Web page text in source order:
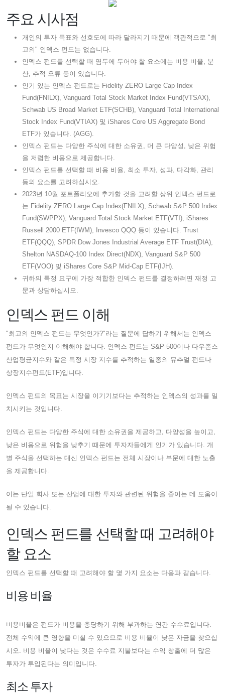
주요 시사점
개인의 투자 목표와 선호도에 따라 달라지기 때문에 객관적으로 "최
고의" 인덱스 펀드는 없습니다.
인덱스 펀드를 선택할 때 염두에 두어야 할 요소에는 비용 비율, 분
산, 추적 오류 등이 있습니다.
인기 있는 인덱스 펀드로는 Fidelity ZERO Large Cap Index
Fund(FNILX), Vanguard Total Stock Market Index Fund(VTSAX),
Schwab US Broad Market ETF(SCHB), Vanguard Total International
Stock Index Fund(VTIAX) 및 iShares Core US Aggregate Bond
ETF가 있습니다. (AGG).
인덱스 펀드는 다양한 주식에 대한 소유권, 더 큰 다양성, 낮은 위험
을 저렴한 비용으로 제공합니다.
인덱스 펀드를 선택할 때 비용 비율, 최소 투자, 성과, 다각화, 관리
등의 요소를 고려하십시오.
2023년 10월 포트폴리오에 추가할 것을 고려할 상위 인덱스 펀드로
는 Fidelity ZERO Large Cap Index(FNILX), Schwab S&P 500 Index
Fund(SWPPX), Vanguard Total Stock Market ETF(VTI), iShares
Russell 2000 ETF(IWM), Invesco QQQ 등이 있습니다. Trust
ETF(QQQ), SPDR Dow Jones Industrial Average ETF Trust(DIA),
Shelton NASDAQ-100 Index Direct(NDX), Vanguard S&P 500
ETF(VOO) 및 iShares Core S&P Mid-Cap ETF(IJH).
귀하의 특정 요구에 가장 적합한 인덱스 펀드를 결정하려면 재정 고
문과 상담하십시오.
인덱스 펀드 이해
"최고의 인덱스 펀드는 무엇인가?"라는 질문에 답하기 위해서는 인덱스
펀드가 무엇인지 이해해야 합니다. 인덱스 펀드는 S&P 500이나 다우존스
산업평균지수와 같은 특정 시장 지수를 추적하는 일종의 뮤추얼 펀드나
상장지수펀드(ETF)입니다.
인덱스 펀드의 목표는 시장을 이기기보다는 추적하는 인덱스의 성과를 일
치시키는 것입니다.
인덱스 펀드는 다양한 주식에 대한 소유권을 제공하고, 다양성을 높이고,
낮은 비용으로 위험을 낮추기 때문에 투자자들에게 인기가 있습니다. 개
별 주식을 선택하는 대신 인덱스 펀드는 전체 시장이나 부문에 대한 노출
을 제공합니다.
이는 단일 회사 또는 산업에 대한 투자와 관련된 위험을 줄이는 데 도움이
될 수 있습니다.
인덱스 펀드를 선택할 때 고려해야
할 요소
인덱스 펀드를 선택할 때 고려해야 할 몇 가지 요소는 다음과 같습니다.
비용 비율
비용비율은 펀드가 비용을 충당하기 위해 부과하는 연간 수수료입니다.
전체 수익에 큰 영향을 미칠 수 있으므로 비용 비율이 낮은 자금을 찾으십
시오. 비용 비율이 낮다는 것은 수수료 지불보다는 수익 창출에 더 많은
투자가 투입된다는 의미입니다.
최소 투자